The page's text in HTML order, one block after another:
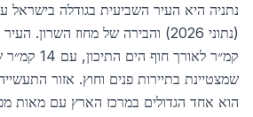
קמ״ר לאורך
שמצטיינת בתיירות פנים וחוץ. אזור
הוא אחד הגדולים במרכז הארץ עם מאות